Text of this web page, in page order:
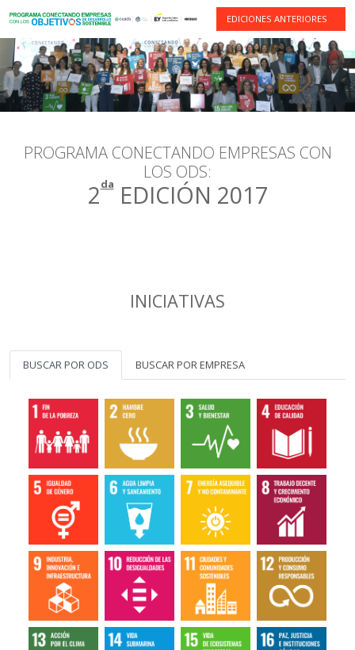
EDICIONES ANTERIORES
PROGRAMA CONECTANDO EMPRESAS CON
LOS ODS:
2daEDICIÓN 2017
INICIATIVAS
BUSCAR POR ODS BUSCAR POR EMPRESA